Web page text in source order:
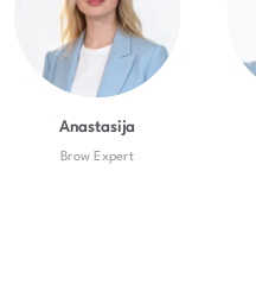
Anastasija
Brow Expert